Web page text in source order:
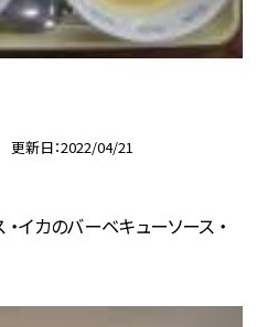
更新日 2022/04/21
イカのバーベキューソース ・